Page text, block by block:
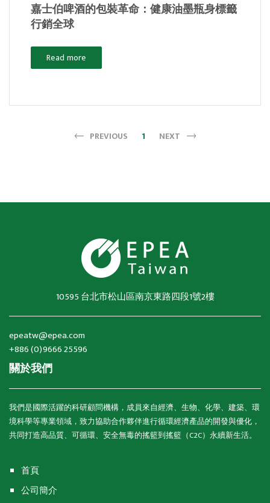
嘉士伯啤酒的包裝革命：健康油墨瓶身標籤
行銷全球
Read more
PREVIOUS 1 NEXT
10595 台北市松山區南京東路四段1號2樓
epeatw@epea.com
+886 (0)9666 25596
關於我們
我們是國際活躍的科研顧問機構，成員來自經濟、生物、化學、建築、環
境科學等專業領域，致力協助合作夥伴進行循環經濟產品的開發與優化，
共同打造高品質、可循環、安全無毒的搖籃到搖籃（C2C）永續新生活。
首頁
公司簡介